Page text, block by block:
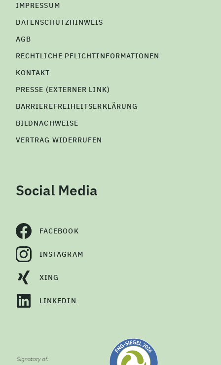
IMPRESSUM
DATENSCHUTZHINWEIS
AGB
RECHTLICHE PFLICHTINFORMATIONEN
KONTAKT
PRESSE (EXTERNER LINK)
BARRIEREFREIHEITSERKLÄRUNG
BILDNACHWEISE
VERTRAG WIDERRUFEN
Social Media
FACEBOOK
INSTAGRAM
XING
LINKEDIN